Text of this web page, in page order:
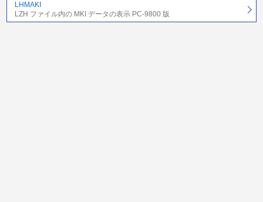
LHMAKI
LZH ファイル内の MKI データの表示 PC-9800 版